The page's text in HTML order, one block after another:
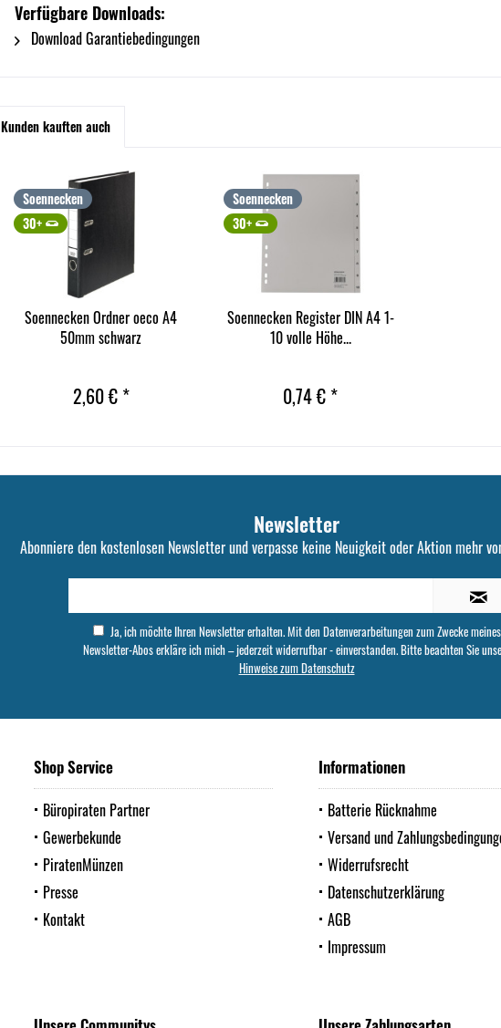
Verfügbare Downloads:
Download Garantiebedingungen
Kunden kauften auch
Soennecken
30+
Soennecken Ordner oeco A4
50mm schwarz
2,60 € *
Soennecken
30+
Soennecken Register DIN A4 1-
10 volle Höhe...
0,74 € *
Newsletter
Abonniere den kostenlosen Newsletter und verpasse keine Neuigkeit oder Aktion mehr
Ja, ich möchte Ihren Newsletter erhalten. Mit den Datenverarbeitungen zum Zwecke meines
Newsletter-Abos erkläre ich mich – jederzeit widerrufbar - einverstanden. Bitte beachten Sie
Hinweise zum Datenschutz
Shop Service
Büropiraten Partner
Gewerbekunde
PiratenMünzen
Presse
Kontakt
Informationen
Batterie Rücknahme
Versand und
Widerrufsrecht
Datenschutzerklärung
AGB
Impressum